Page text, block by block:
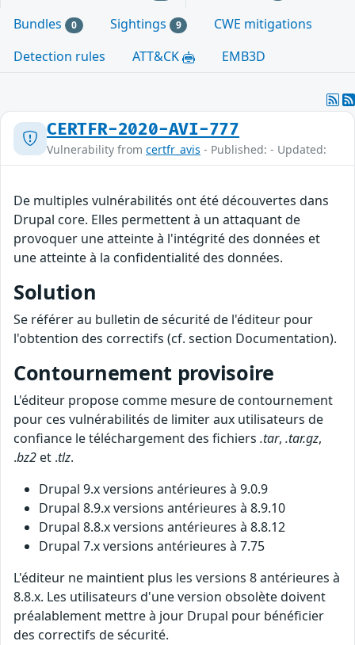
Bundles 0 Sightings 9
CWE mitigations
Detection rules
ATT&CK EMB3D
CERTFR-2020-AVI-777
Vulnerability from certfr_avis - Published: - Updated:
De multiples vulnérabilités ont été découvertes dans
Drupal core. Elles permettent à un attaquant de
provoquer une atteinte à l'intégrité des données et
une atteinte à la confidentialité des données.
Solution
Se référer au bulletin de sécurité de l'éditeur pour
l'obtention des correctifs (cf. section Documentation).
Contournement provisoire
L'éditeur propose comme mesure de contournement
pour ces vulnérabilités de limiter aux utilisateurs de
confiance le téléchargement des fichiers .tar, .tar.gz,
.bz2 et .tlz.
Drupal 9.x versions antérieures à 9.0.9
Drupal 8.9.x versions antérieures à 8.9.10
Drupal 8.8.x versions antérieures à 8.8.12
Drupal 7.x versions antérieures à 7.75
L'éditeur ne maintient plus les versions 8 antérieures à
8.8.x. Les utilisateurs d'une version obsolète doivent
préalablement mettre à jour Drupal pour bénéficier
des correctifs de sécurité.